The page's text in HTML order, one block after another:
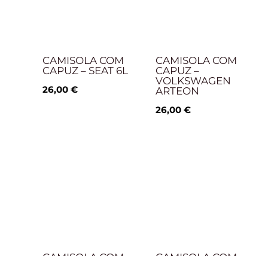
CAMISOLA COM
CAPUZ – SEAT 6L
26,00 €
CAMISOLA COM
CAPUZ –
VOLKSWAGEN
ARTEON
26,00 €